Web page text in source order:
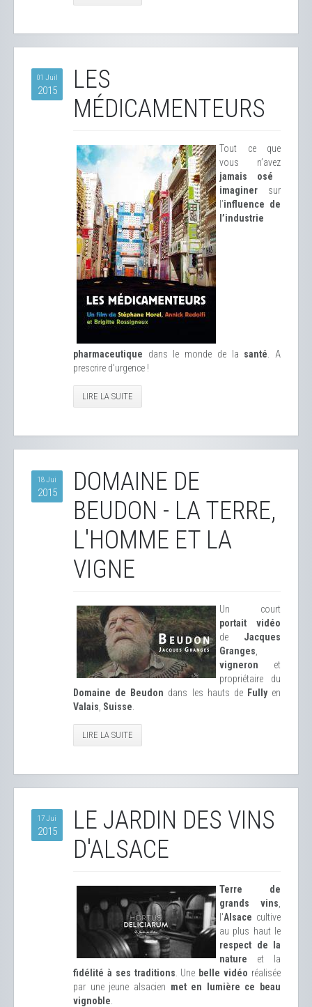
01 Juil
2015
LES
MÉDICAMENTEURS
Tout ce que
vous n’avez
jamais osé
imaginer sur
l’influence de
l’industrie
pharmaceutique dans le monde de la santé . A
prescrire d'urgence !
LIRE LA SUITE
18 Jui
2015
DOMAINE DE
BEUDON - LA TERRE,
L'HOMME ET LA
VIGNE
Un court
portait vidéo
de Jacques
Granges
vigneron et
propriétaire du
Domaine de Beudon dans les hauts de Fullyen
Valais Suisse
LIRE LA SUITE
17 Jui
2015
LE JARDIN DES VINS
D'ALSACE
Terre de
grands vins
l'Alsace cultive
au plus haut le
respect de la
nature et la
fidélité à ses traditions . Une belle vidéo réalisée
par une jeune alsacien met en lumière ce beau
vignoble